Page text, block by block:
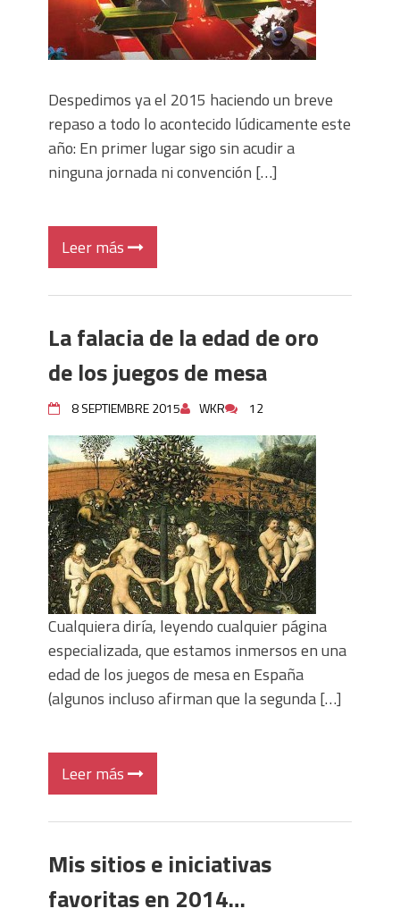
Despedimos ya el 2015 haciendo un breve
repaso a todo lo acontecido lúdicamente este
año: En primer lugar sigo sin acudir a
ninguna jornada ni convención […]
Leer más
La falacia de la edad de oro
de los juegos de mesa
8 SEPTIEMBRE 2015 WKR 12
Cualquiera diría, leyendo cualquier página
especializada, que estamos inmersos en una
edad de los juegos de mesa en España
(algunos incluso afirman que la segunda […]
Leer más
Mis sitios e iniciativas
favoritas en 2014…